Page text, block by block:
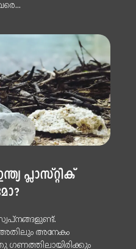
പ്ലാസ്റ്റിക്
അതിലും അനേകം